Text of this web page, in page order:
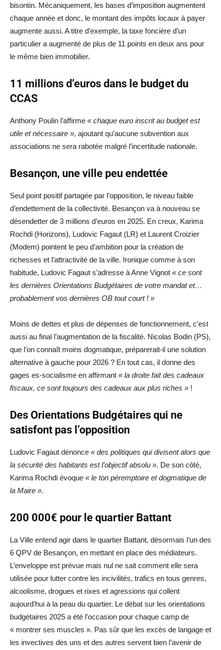
bisontin. Mécaniquement, les bases d’imposition augmentent
chaque année et donc, le montant des impôts locaux à payer
augmente aussi. A titre d’exemple, la taxe foncière d’un
particulier a augmenté de plus de 11 points en deux ans pour
le même bien immobilier.
11 millions d’euros dans le budget du
CCAS
Anthony Poulin l’affirme « chaque euro inscrit au budget est
utile et nécessaire », ajoutant qu’aucune subvention aux
associations ne sera rabotée malgré l’incertitude nationale.
Besançon, une ville peu endettée
Seul point positif partagée par l’opposition, le niveau faible
d’endettement de la collectivité. Besançon va à nouveau se
désendetter de 3 millions d’euros en 2025. En creux, Karima
Rochdi (Horizons), Ludovic Fagaut (LR) et Laurent Croizier
(Modem) pointent le peu d’ambition pour la création de
richesses et l’attractivité de la ville. Ironique comme à son
habitude, Ludovic Fagaut s’adresse à Anne Vignot « ce sont
les dernières Orientations Budgétaires de votre mandat et…
probablement vos dernières OB tout court ! »
Moins de dettes et plus de dépenses de fonctionnement, c’est
aussi au final l’augmentation de la fiscalité. Nicolas Bodin (PS),
que l’on connaît moins dogmatique, préparerait-il une solution
alternative à gauche pour 2026 ? En tout cas, il donne des
gages es-socialisme en affirmant « la droite fait des cadeaux
fiscaux, ce sont toujours des cadeaux aux plus riches » !
Des Orientations Budgétaires qui ne
satisfont pas l’opposition
Ludovic Fagaut dénonce « des politiques qui divisent alors que
la sécurité des habitants est l’objectif absolu ». De son côté,
Karima Rochdi évoque « le ton péremptoire et dogmatique de
la Maire ».
200 000€ pour le quartier Battant
La Ville entend agir dans le quartier Battant, désormais l’un des
6 QPV de Besançon, en mettant en place des médiateurs.
L’enveloppe est prévue mais nul ne sait comment elle sera
utilisée pour lutter contre les incivilités, trafics en tous genres,
alcoolisme, drogues et rixes et agressions qui collent
aujourd’hui à la peau du quartier. Le débat sur les orientations
budgétaires 2025 a été l’occasion pour chaque camp de
« montrer ses muscles ». Pas sûr que les excès de langage et
les invectives des uns et des autres servent bien l’avenir de